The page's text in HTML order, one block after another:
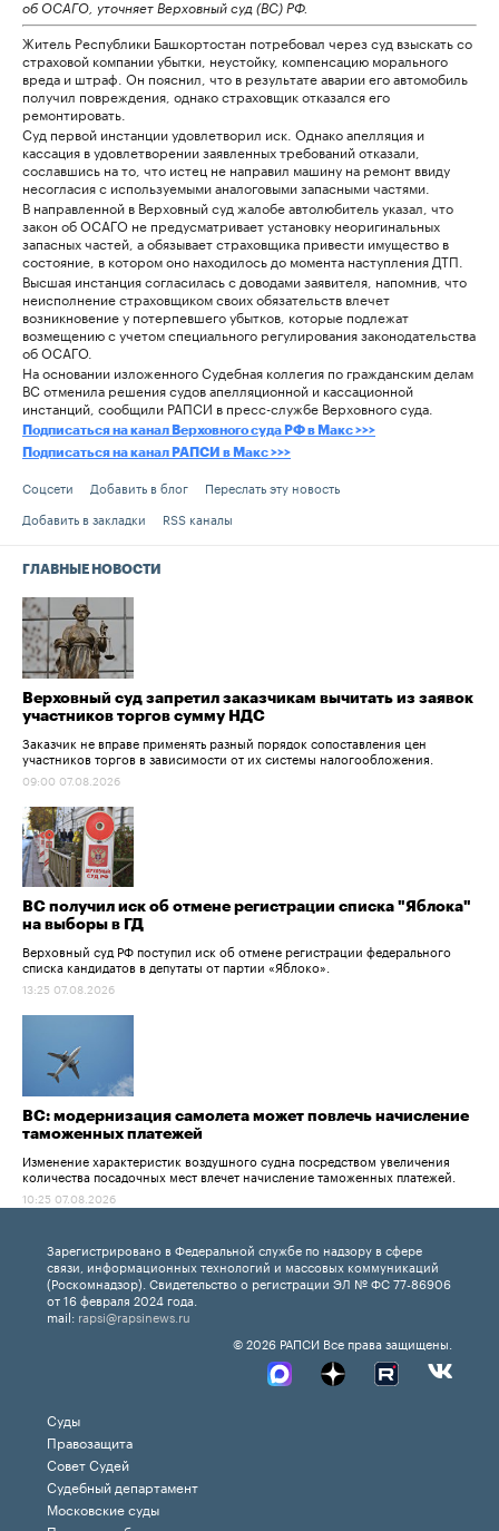
об ОСАГО, уточняет Верховный суд (ВС) РФ.
Житель Республики Башкортостан потребовал через суд взыскать со
страховой компании убытки, неустойку, компенсацию морального
вреда и штраф. Он пояснил, что в результате аварии его автомобиль
получил повреждения, однако страховщик отказался его
ремонтировать.
Суд первой инстанции удовлетворил иск. Однако апелляция и
кассация в удовлетворении заявленных требований отказали,
сославшись на то, что истец не направил машину на ремонт ввиду
несогласия с используемыми аналоговыми запасными частями.
В направленной в Верховный суд жалобе автолюбитель указал, что
закон об ОСАГО не предусматривает установку неоригинальных
запасных частей, а обязывает страховщика привести имущество в
состояние, в котором оно находилось до момента наступления ДТП.
Высшая инстанция согласилась с доводами заявителя, напомнив, что
неисполнение страховщиком своих обязательств влечет
возникновение у потерпевшего убытков, которые подлежат
возмещению с учетом специального регулирования законодательства
об ОСАГО.
На основании изложенного Судебная коллегия по гражданским делам
ВС отменила решения судов апелляционной и кассационной
инстанций, сообщили РАПСИ в пресс-службе Верховного суда.
Подписаться на канал Верховного суда РФ в Макс >>>
Подписаться на канал РАПСИ в Макс >>>
Соцсети Добавить в блог
Переслать эту новость
Добавить в закладки
RSS каналы
ГЛАВНЫЕ НОВОСТИ
Верховный суд запретил заказчикам вычитать из заявок
участников торгов сумму НДС
Заказчик не вправе применять разный порядок сопоставления цен
участников торгов в зависимости от их системы налогообложения.
09:00 07.08.2026
ВС получил иск об отмене регистрации списка "Яблока"
на выборы в ГД
Верховный суд РФ поступил иск об отмене регистрации федерального
списка кандидатов в депутаты от партии «Яблоко».
13:25 07.08.2026
ВС: модернизация самолета может повлечь начисление
таможенных платежей
Изменение характеристик воздушного судна посредством увеличения
количества посадочных мест влечет начисление таможенных платежей.
10:25 07.08.2026
Зарегистрировано в Федеральной службе по надзору в сфере
связи, информационных технологий и массовых коммуникаций
(Роскомнадзор). Свидетельство о регистрации ЭЛ № ФС 77-86906
от 16 февраля 2024 года.
mail: rapsi@rapsinews.ru
© 2026 РАПСИ Все права защищены.
Суды
Правозащита
Совет Судей
Судебный департамент
Московские суды